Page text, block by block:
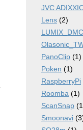
JVC
Lens (2)
PanoClip (1)
Poken (1)
RaspberryPi
Roomba (1)
ScanSnap
Smoonavi